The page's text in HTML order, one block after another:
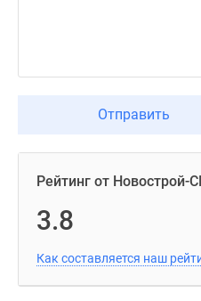
Отправить
Рейтинг от Новострой-
3.8
Как составляется наш